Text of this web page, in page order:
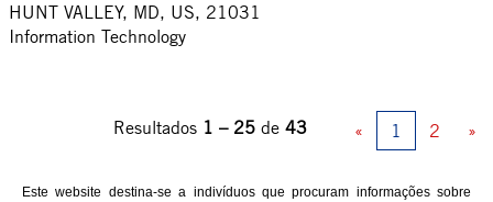
HUNT VALLEY, MD, US, 21031
Information Technology
Resultados 1 – 25 de 43 « 1 2 »
Este website destina-se a indivíduos que procuram informações sobre